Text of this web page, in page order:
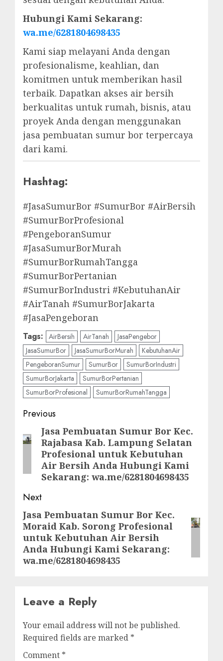
Hubungi Kami Sekarang:
wa.me/6281804698435
Kami siap melayani Anda dengan
profesionalisme, keahlian, dan
komitmen untuk memberikan hasil
terbaik. Dapatkan akses air bersih
berkualitas untuk rumah, bisnis, atau
proyek Anda dengan menggunakan
jasa pembuatan sumur bor terpercaya
dari kami.
Hashtag:
#JasaSumurBor #SumurBor #AirBersih
#SumurBorProfesional
#PengeboranSumur
#JasaSumurBorMurah
#SumurBorRumahTangga
#SumurBorPertanian
#SumurBorIndustri #KebutuhanAir
#AirTanah #SumurBorJakarta
#JasaPengeboran
Tags: AirBersih AirTanah
JasaPengebor
JasaSumurBor
JasaSumurBorMurah
KebutuhanAir
PengeboranSumur
SumurBor
SumurBorIndustri
SumurBorJakarta
SumurBorPertanian
SumurBorProfesional
SumurBorRumahTangga
Post
navigation
Previous
Previous
post:
Jasa Pembuatan Sumur Bor Kec.
Rajabasa Kab. Lampung Selatan
Profesional untuk Kebutuhan
Air Bersih Anda Hubungi Kami
Sekarang: wa.me/6281804698435
Next
Next
post:
Jasa Pembuatan Sumur Bor Kec.
Moraid Kab. Sorong Profesional
untuk Kebutuhan Air Bersih
Anda Hubungi Kami Sekarang:
wa.me/6281804698435
Leave a Reply
Your email address will not be published.
Required fields are marked *
Comment *